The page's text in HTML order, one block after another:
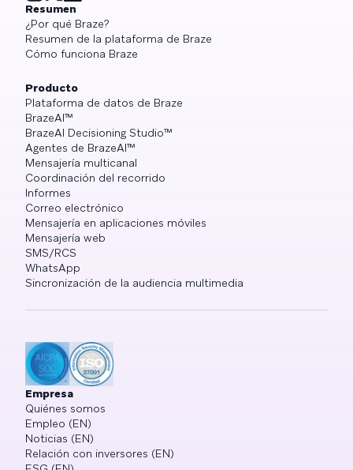
Resumen
¿Por qué Braze?
Resumen de la plataforma de Braze
Cómo funciona Braze
Producto
Plataforma de datos de Braze
BrazeAI™
BrazeAI Decisioning Studio™
Agentes de BrazeAI™
Mensajería multicanal
Coordinación del recorrido
Informes
Correo electrónico
Mensajería en aplicaciones móviles
Mensajería web
SMS/RCS
WhatsApp
Sincronización de la audiencia multimedia
Empresa
Quiénes somos
Empleo (EN)
Noticias (EN)
Relación con inversores (EN)